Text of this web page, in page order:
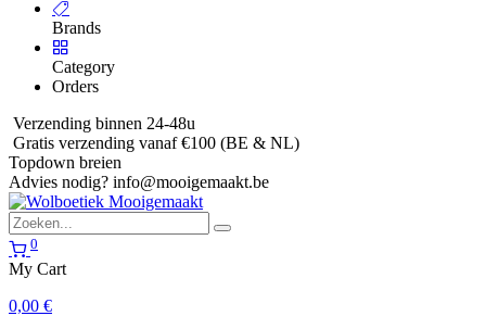
Brands
Category
Orders
Verzending binnen 24-48u
Gratis verzending vanaf €100 (BE & NL)
Topdown breien
Advies nodig? info@mooigemaakt.be
0
My Cart
0,00 €